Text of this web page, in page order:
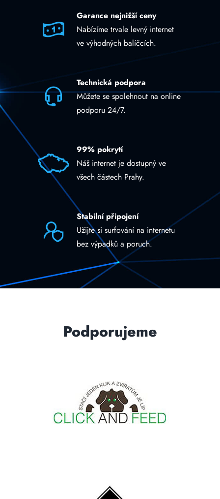
Garance nejnižší ceny
Nabízíme trvale levný internet
ve výhodných balíčcích.
Technická podpora
Můžete se spolehnout na online
podporu 24/7.
99% pokrytí
Náš internet je dostupný ve
všech částech Prahy.
Stabilní připojení
Užijte si surfování na internetu
bez výpadků a poruch.
Podporujeme